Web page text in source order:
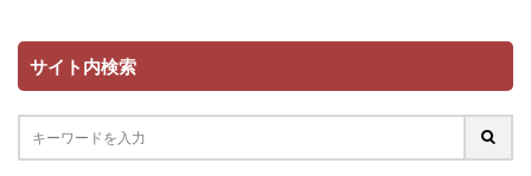
サイト内検索